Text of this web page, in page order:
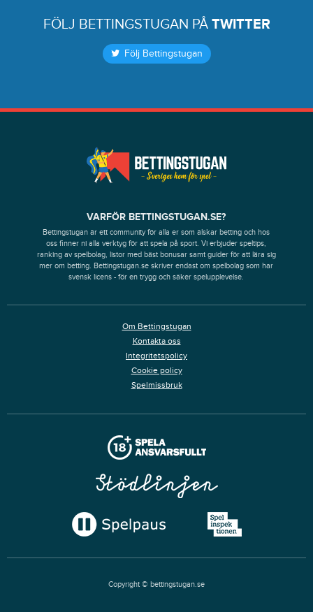
FÖLJ BETTINGSTUGAN PÅ TWITTER
Följ Bettingstugan
VARFÖR BETTINGSTUGAN.SE?
Bettingstugan är ett community för alla er som älskar betting och hos
oss finner ni alla verktyg för att spela på sport. Vi erbjuder speltips,
ranking av spelbolag, listor med bäst bonusar samt guider för att lära sig
mer om betting. Bettingstugan.se skriver endast om spelbolag som har
svensk licens - för en trygg och säker spelupplevelse.
Om Bettingstugan
Kontakta oss
Integritetspolicy
Cookie policy
Spelmissbruk
Copyright © bettingstugan.se